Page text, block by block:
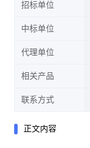
招标单位
中标单位
代理单位
相关产品
联系方式
正文内容